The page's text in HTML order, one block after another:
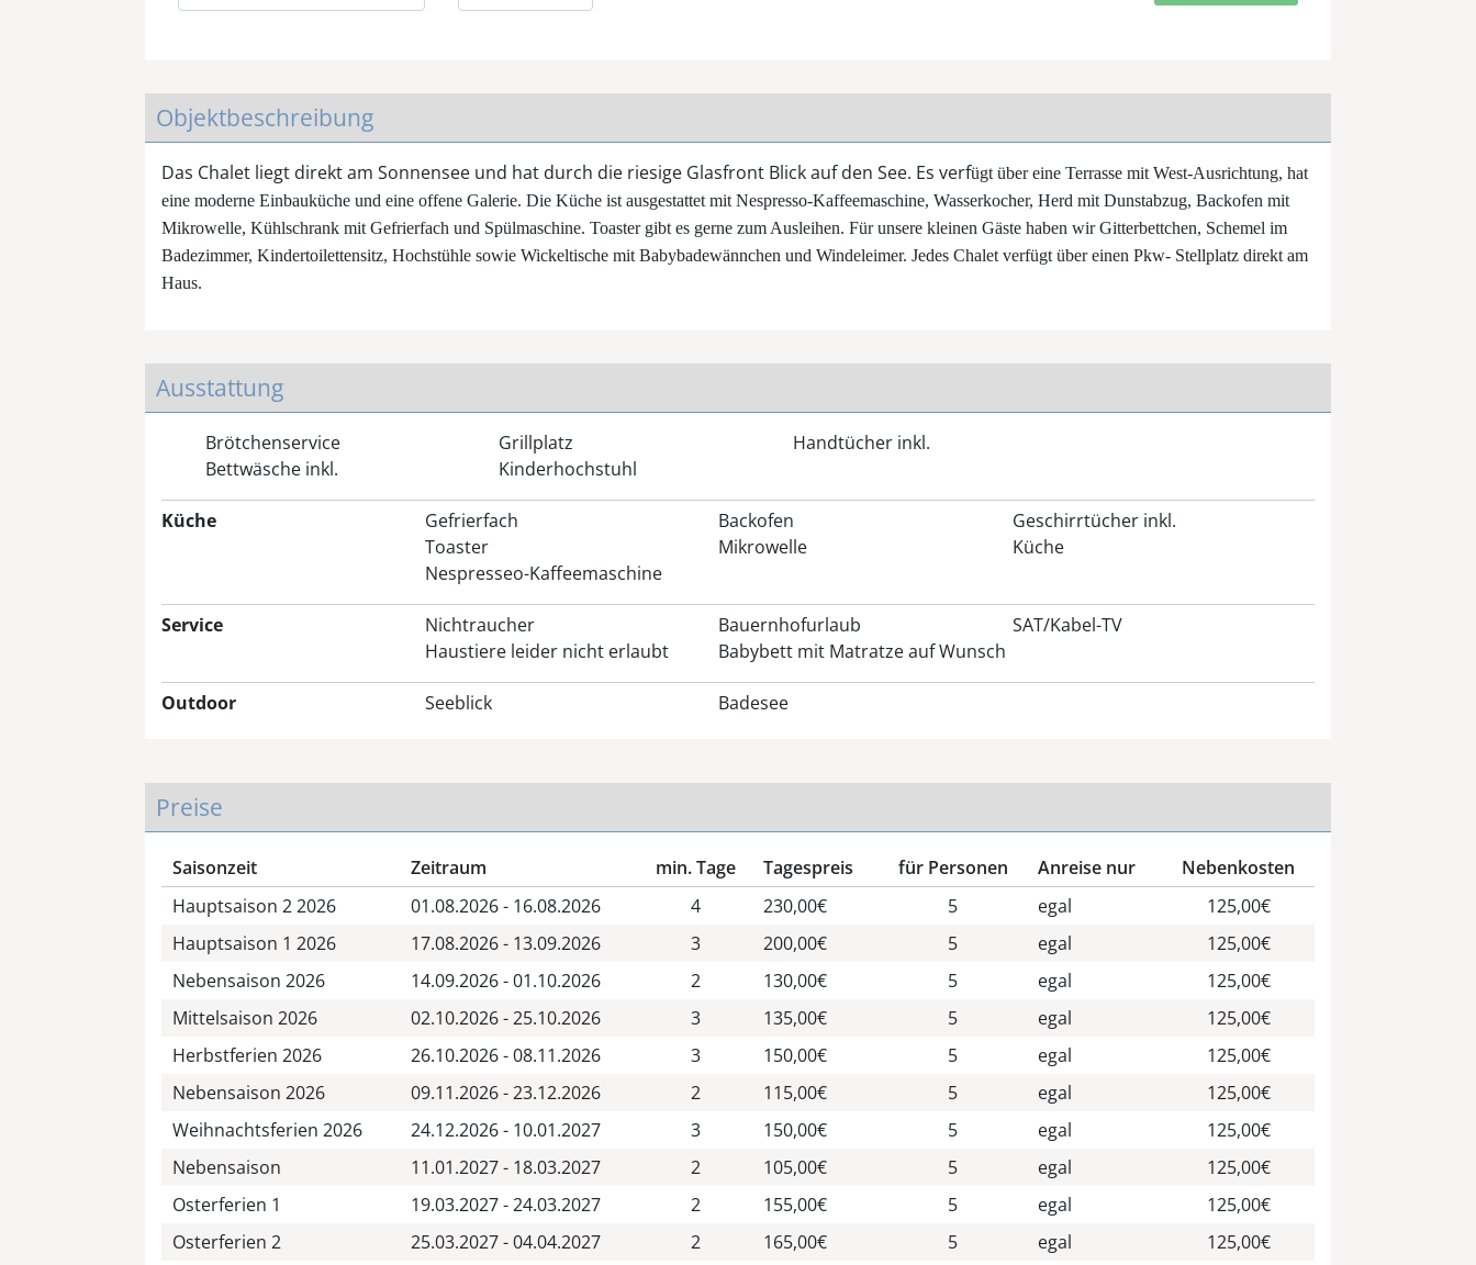
Objektbeschreibung
Das Chalet liegt direkt am Sonnensee und hat durch die riesige Glasfront Blick auf den See. Es verfügt über eine Terrasse mit West-Ausrichtung, hat
eine moderne Einbauküche und eine offene Galerie. Die Küche ist ausgestattet mit Nespresso-Kaffeemaschine, Wasserkocher, Herd mit Dunstabzug, Backofen mit
Mikrowelle, Kühlschrank mit Gefrierfach und Spülmaschine. Toaster gibt es gerne zum Ausleihen. Für unsere kleinen Gäste haben wir Gitterbettchen, Schemel im
Badezimmer, Kindertoilettensitz, Hochstühle sowie Wickeltische mit Babybadewännchen und Windeleimer. Jedes Chalet verfügt über einen Pkw- Stellplatz direkt am
Haus.
Ausstattung
Brötchenservice Grillplatz
Handtücher inkl.
Bettwäsche inkl.
Kinderhochstuhl
Küche Gefrierfach Backofen
Geschirrtücher inkl.
Toaster
Mikrowelle
Küche
Nespresseo-Kaffeemaschine
Service Nichtraucher Bauernhofurlaub
SAT/Kabel-TV
Haustiere leider nicht erlaubt
Babybett mit Matratze auf Wunsch
Outdoor Seeblick Badesee
Preise
Saisonzeit Zeitraum min. Tage Tagespreis für Personen Anreise nur
Nebenkosten
Hauptsaison 2 2026
01.08.2026 - 16.08.2026 4 230,00€ 5 egal
125,00€
Hauptsaison 1 2026
17.08.2026 - 13.09.2026 3 200,00€ 5 egal
125,00€
Nebensaison 2026
14.09.2026 - 01.10.2026 2 130,00€ 5 egal
125,00€
Mittelsaison 2026
02.10.2026 - 25.10.2026 3 135,00€ 5 egal
125,00€
Herbstferien 2026
26.10.2026 - 08.11.2026 3 150,00€ 5 egal
125,00€
Nebensaison 2026
09.11.2026 - 23.12.2026 2 115,00€ 5 egal
125,00€
Weihnachtsferien 2026
24.12.2026 - 10.01.2027 3 150,00€ 5 egal
125,00€
Nebensaison
11.01.2027 - 18.03.2027 2 105,00€ 5 egal
125,00€
Osterferien 1
19.03.2027 - 24.03.2027 2 155,00€ 5 egal
125,00€
Osterferien 2
25.03.2027 - 04.04.2027 2 165,00€ 5 egal
125,00€